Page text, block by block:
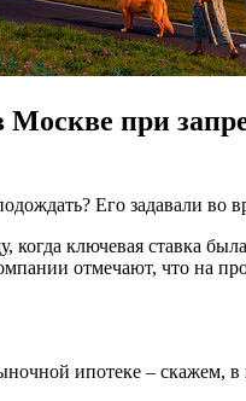
при
Его задавали
ключевая ставка
отмечают, что на
ипотеке – скажем, в